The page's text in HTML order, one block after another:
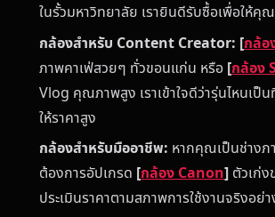
ในรั้วมหาวิทยาลัย เรายินดีรับซื้อเพื่อให้
กล้องสำหรับ Content Creator: [กล้อ
ภาพคาเฟ่สวยๆ ทั่วขอนแก่น หรือ [กล้อง
Vlog คุณภาพสูง เราเข้าใจดีว่ารุ่นไหนเป็
ให้ราคาสูง
กล้องสำหรับมืออาชีพ: หากคุณเป็นช่างภ
ต้องการอัปเกรด [กล้อง Canon] ตัวเก่
ประเมินราคาตามสภาพการใช้งานจริงอย่